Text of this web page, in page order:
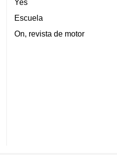
Yes
Escuela
On, revista de motor